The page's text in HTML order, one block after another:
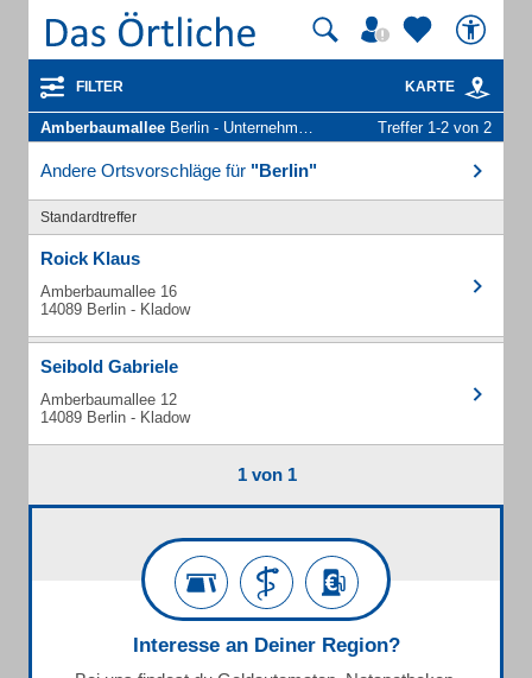
FILTER KARTE
Amberbaumallee Berlin - Unternehmen und Personen Treffer 1-2 von 2
Andere Ortsvorschläge für "Berlin"
Standardtreffer
Roick Klaus
Amberbaumallee 16
14089 Berlin - Kladow
Seibold Gabriele
Amberbaumallee 12
14089 Berlin - Kladow
1 von 1
Interesse an Deiner Region?